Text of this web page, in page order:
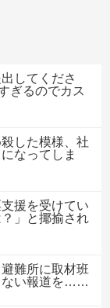
してくださ
ぎるのでカス
した模様、社
なってしま
援を受けてい
」と揶揄され
難所に取材班
ない報道を……